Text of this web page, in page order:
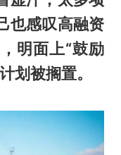
也感叹高融资
明面上“鼓励
划被搁置。